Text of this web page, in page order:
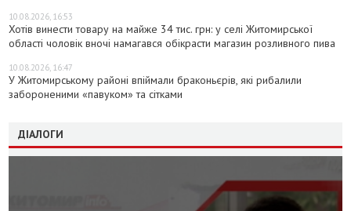
10.08.2026, 16:53
Хотів винести товару на майже 34 тис. грн: у селі Житомирської
області чоловік вночі намагався обікрасти магазин розливного пива
10.08.2026, 16:47
У Житомирському районі впіймали браконьєрів, які рибалили
забороненими «павуком» та сітками
ДІАЛОГИ